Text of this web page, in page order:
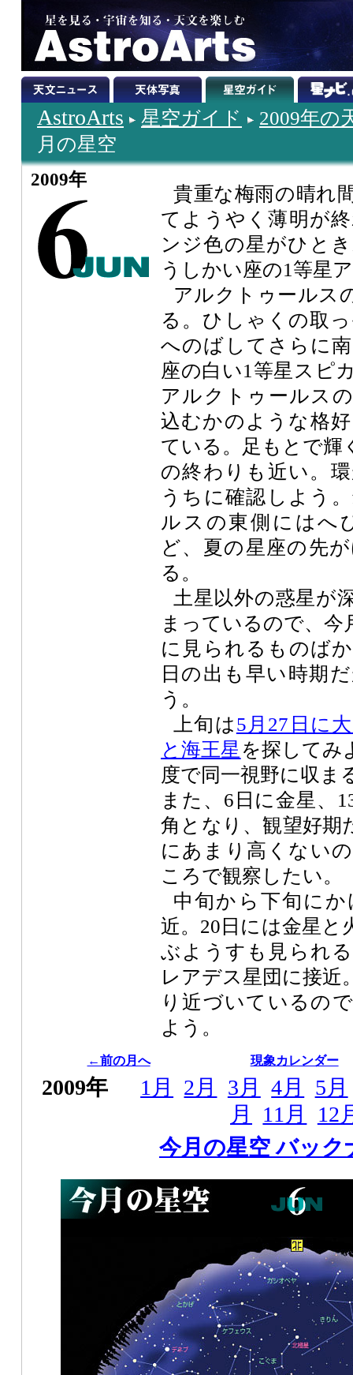
AstroArts 星空ガイド
2009年の
月の星空
2009年
貴重な梅雨の晴れ
てようやく薄明が
ンジ色の星がひと
うしかい座の1等星
アルクトゥールス
る。ひしゃくの取
へのばしてさらに
座の白い1等星スピ
アルクトゥールス
込むかのような格
ている。足もとで輝
の終わりも近い。
うちに確認しよう
ルスの東側にはへ
ど、夏の星座の先
る。
土星以外の惑星が
まっているので、今
に見られるものば
日の出も早い時期
う。
上旬は5月27日に
と海王星 を探してみ
度で同一視野に収ま
また、6日に金星、
角となり、観望好期
にあまり高くない
ころで観察したい。
中旬から下旬に
近。20日には金星と
ぶようすも見られ
レアデス星団に接近
り近づいているの
よう。
←前の月へ 現象カレンダー
2009年 1月 2月 3月 4月
5月
月
11月
12
今月の星空 バック